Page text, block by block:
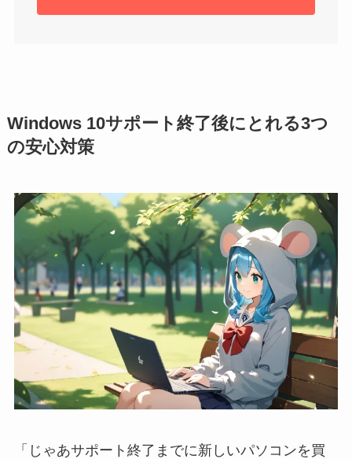
Windows 10サポート終了後にとれる3つ
の安心対策
「じゃあサポート終了までに新しいパソコンを買